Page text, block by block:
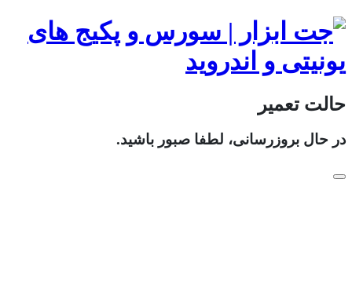
حالت تعمیر
در حال بروزرسانی، لطفا صبور باشید.